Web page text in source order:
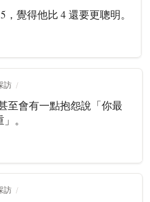
，覺得他比 4 還要更聰明。
訪
至會有一點抱怨說「你最
。
訪